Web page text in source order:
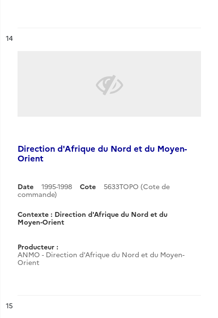
n°
14
Direction d'Afrique du Nord et du Moyen-
Orient
Date 1995-1998 Cote
5633TOPO (Cote de
commande)
Contexte : Direction d'Afrique du Nord et du
Moyen-Orient
Producteur :
ANMO - Direction d'Afrique du Nord et du Moyen-
Orient
n°
15